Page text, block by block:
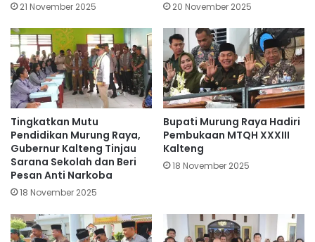
21 November 2025 20 November 2025
Tingkatkan Mutu
Pendidikan Murung Raya,
Gubernur Kalteng Tinjau
Sarana Sekolah dan Beri
Pesan Anti Narkoba
18 November 2025
Bupati Murung Raya Hadiri
Pembukaan MTQH XXXIII
Kalteng
18 November 2025